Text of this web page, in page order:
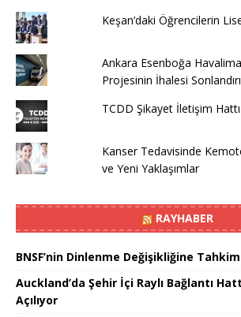
Keşan’daki Öğrencilerin
Ankara Esenboğa
Projesinin İhalesi
TCDD Şikayet İletişim Hattı
Kanser Tedavisinde
ve Yeni Yaklaşımlar
RAYHABER
BNSF’nin Dinlenme Değişikliğine
Auckland’da Şehir İçi Raylı Bağlantı
Açılıyor